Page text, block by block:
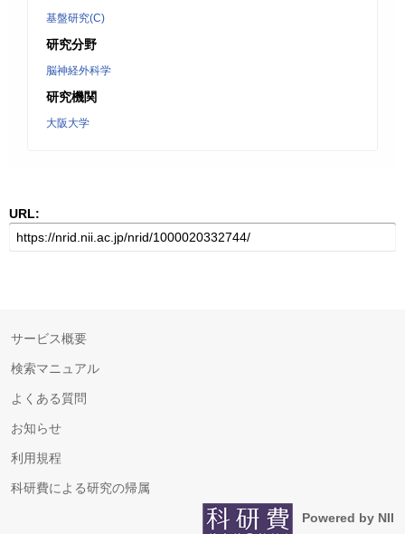
基盤研究(C)
研究分野
脳神経外科学
研究機関
大阪大学
URL:
サービス概要
検索マニュアル
よくある質問
お知らせ
利用規程
科研費による研究の帰属
Powered by NII